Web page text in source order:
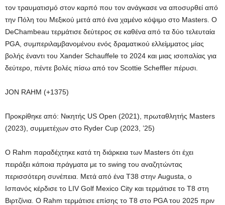
τον τραυματισμό στον καρπό που τον ανάγκασε να αποσυρθεί από
την Πόλη του Μεξικού μετά από ένα χαμένο κόψιμο στο Masters. Ο
DeChambeau τερμάτισε δεύτερος σε καθένα από τα δύο τελευταία
PGA, συμπεριλαμβανομένου ενός δραματικού ελλείμματος μίας
βολής έναντι του Xander Schauffele το 2024 και μιας ισοπαλίας για
δεύτερο, πέντε βολές πίσω από τον Scottie Scheffler πέρυσι.
JON RAHM (+1375)
Προκρίθηκε από: Νικητής US Open (2021), πρωταθλητής Masters
(2023), συμμετέχων στο Ryder Cup (2023, ’25)
Ο Rahm παραδέχτηκε κατά τη διάρκεια των Masters ότι έχει
πειράξει κάποια πράγματα με το swing του αναζητώντας
περισσότερη συνέπεια. Μετά από ένα T38 στην Augusta, ο
Ισπανός κέρδισε το LIV Golf Mexico City και τερμάτισε το T8 στη
Βιρτζίνια. Ο Rahm τερμάτισε επίσης το T8 στο PGA του 2025 πριν